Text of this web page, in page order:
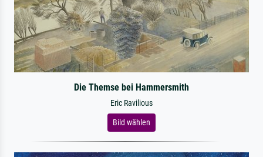
Die Themse bei Hammersmith
Eric Ravilious
Bild wählen